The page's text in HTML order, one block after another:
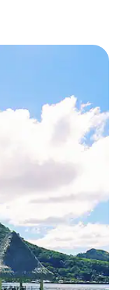
et en faisant glisser.